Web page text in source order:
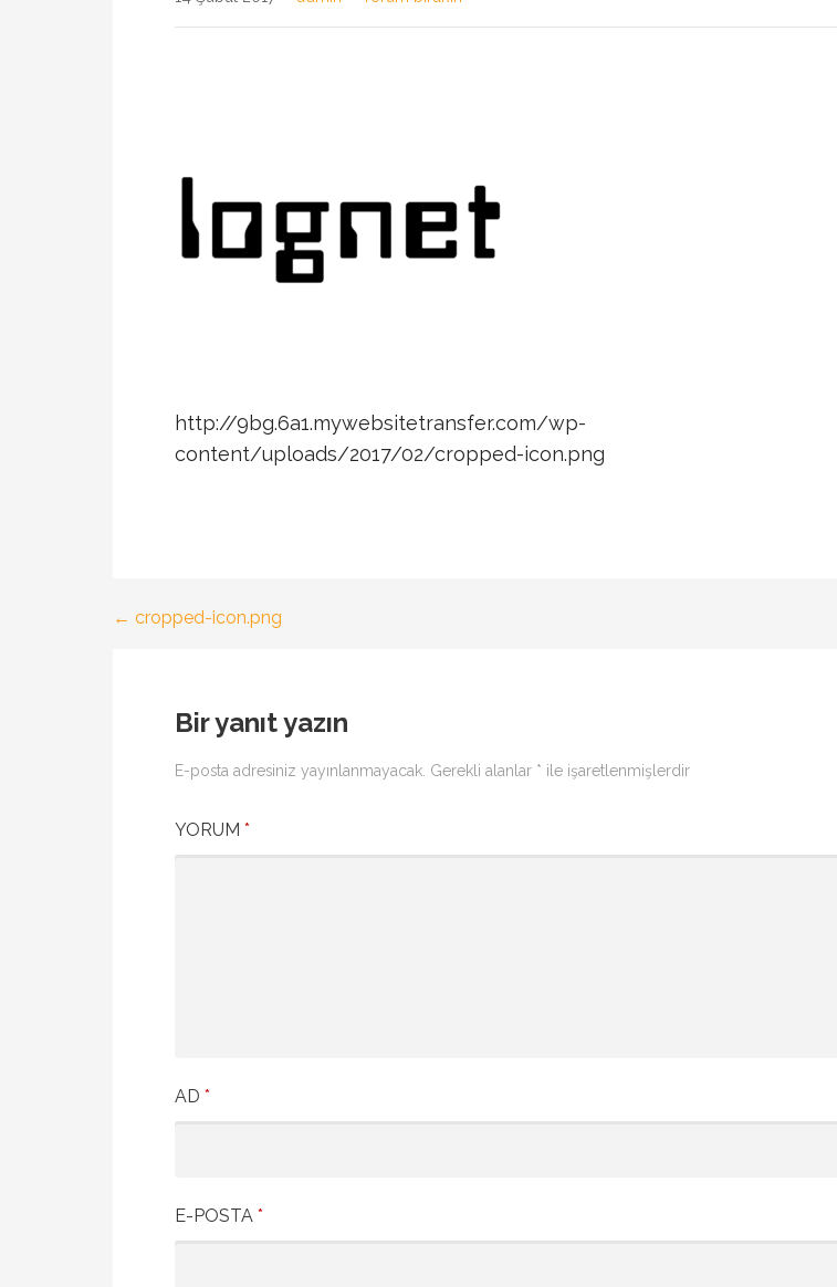
http://9bg.6a1.mywebsitetransfer.com/wp-
content/uploads/2017/02/cropped-icon.png
Yazı
← cropped-icon.png
Bir yanıt yazın
E-posta adresiniz yayınlanmayacak. Gerekli alanlar * ile işaretlenmişlerdir
YORUM *
AD *
E-POSTA *